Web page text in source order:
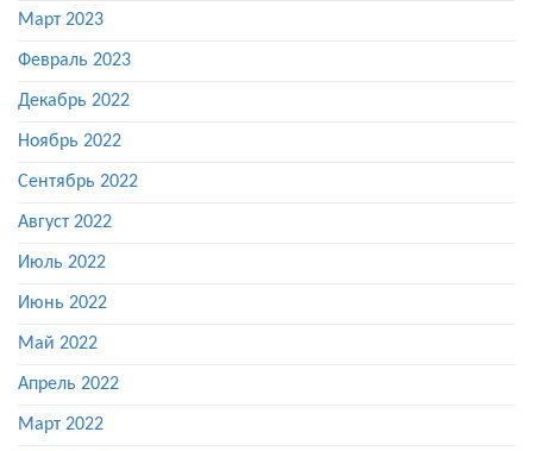
Март 2023
Февраль 2023
Декабрь 2022
Ноябрь 2022
Сентябрь 2022
Август 2022
Июль 2022
Июнь 2022
Май 2022
Апрель 2022
Март 2022